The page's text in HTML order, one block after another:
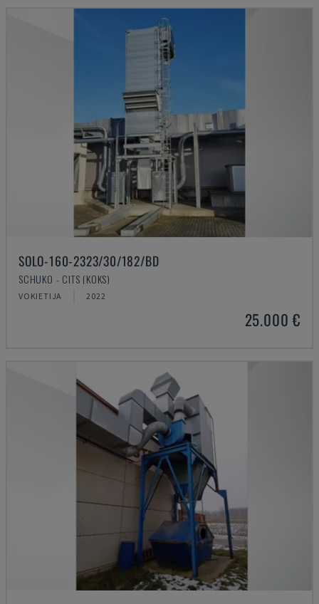
SOLO-160-2323/30/182/BD
SCHUKO - CITS (KOKS)
VOKIETIJA 2022
25.000 €